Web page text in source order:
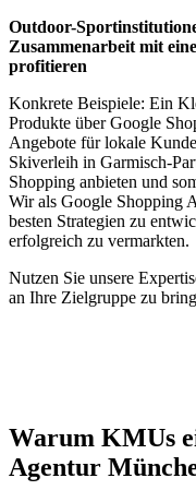
Outdoor-
Zusammenarbeit mit
profitieren
Konkrete Beispiele: Ein
Produkte über Google
Angebote für lokale
Skiverleih in Garmisch-
Shopping anbieten und
Wir als Google Shopping
besten Strategien zu
erfolgreich zu vermarkten.
Nutzen Sie unsere
an Ihre Zielgruppe zu
Warum KMUs
Agentur